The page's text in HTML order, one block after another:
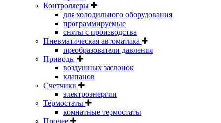
Контроллеры
для холодильного оборудования
программируемые
сняты с производства
Пневматическая автоматика
преобразователи давления
Приводы
воздушных заслонок
клапанов
Счетчики
электроэнергии
Термостаты
комнатные термостаты
Прочее